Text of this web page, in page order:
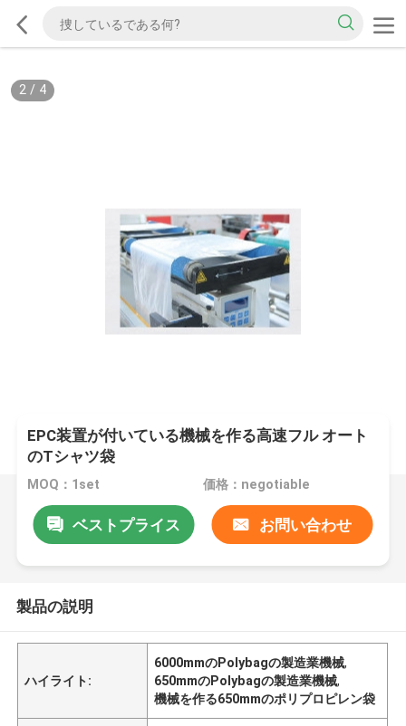
2/ 4
EPC装置が付いている機械を作る高速フル オート
のTシャツ袋
MOQ：1set 価格：negotiable
ベストプライス お問い合わせ
製品の説明
ハイライト:
6000mmのPolybagの製造業機械,
650mmのPolybagの製造業機械,
機械を作る650mmのポリプロピレン袋